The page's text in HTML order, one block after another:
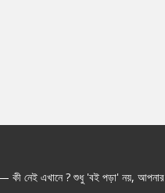
কী নেই এখানে ? শুধু 'বই পড়া' নয়,